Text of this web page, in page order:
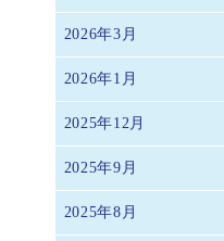
2026年3月
2026年1月
2025年12月
2025年9月
2025年8月